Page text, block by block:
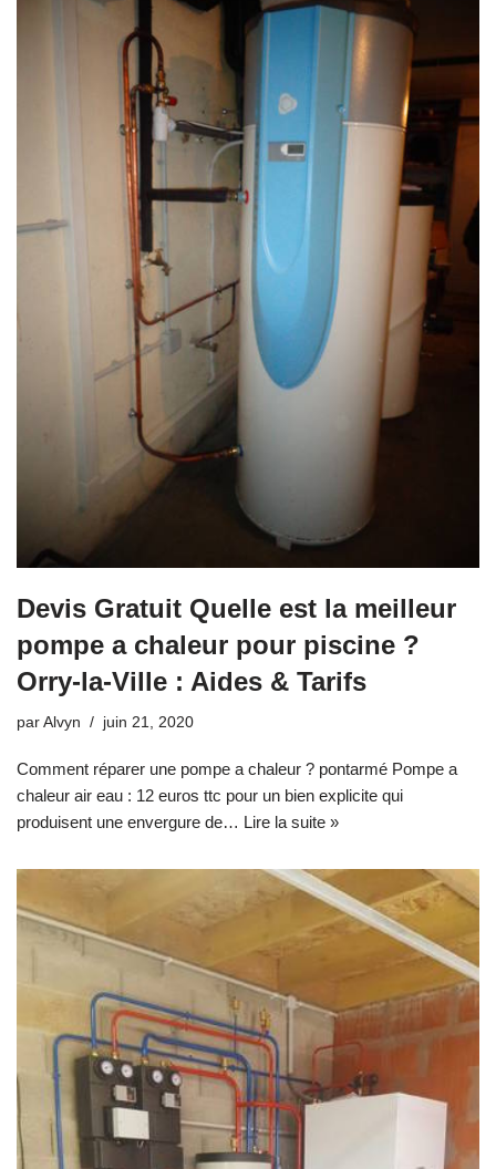
Devis Gratuit Quelle est la meilleur
pompe a chaleur pour piscine ?
Orry-la-Ville : Aides & Tarifs
par Alvyn juin 21, 2020
Comment réparer une pompe a chaleur ? pontarmé Pompe a
chaleur air eau : 12 euros ttc pour un bien explicite qui
produisent une envergure de… Lire la suite »